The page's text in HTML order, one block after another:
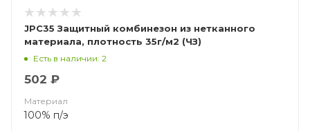
JPC35 Защитный комбинезон из нетканного
материала, плотность 35г/м2 (ЧЗ)
Есть в наличии: 2
502 ₽
Материал
100% п/э